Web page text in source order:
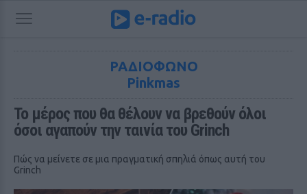
ΡΑΔΙΟΦΩΝΟ
Pinkmas
Το μέρος που θα θέλουν να βρεθούν όλοι
όσοι αγαπούν την ταινία του Grinch
Πώς να μείνετε σε μια πραγματική σπηλιά όπως αυτή του
Grinch